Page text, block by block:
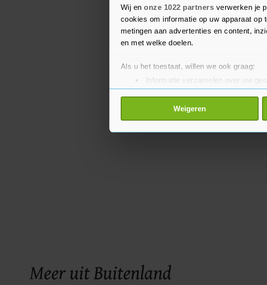
Wij en onze 1022 partners verwerken je
cookies om informatie op uw apparaat op
metingen aan advertenties en content,
en met welke doelen.
Als u het toestaat, willen we ook graag:
Informatie verzamelen over uw
Uw apparaat identificeren door
Lees meer over hoe uw persoonlijke
toestemming op elk moment wijzigen of
Weigeren
komt een Russische oligarch die
president Vladimir Poetin, Michael
Meer uit Buitenland